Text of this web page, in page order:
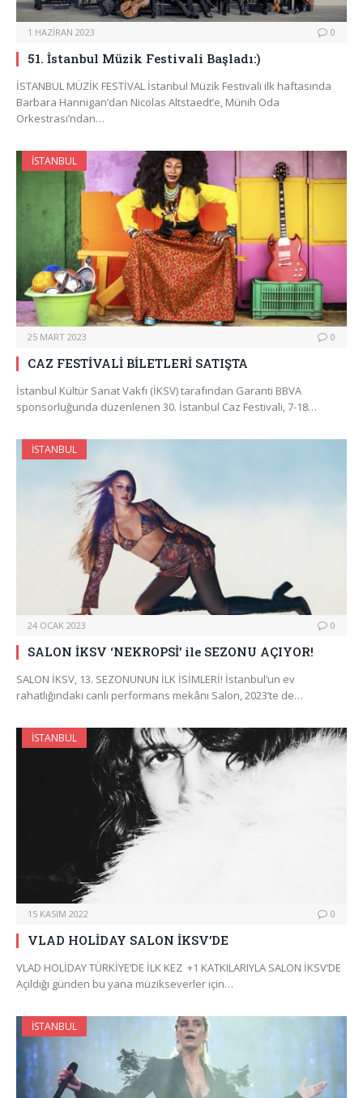
1 HAZIRAN 2023 0
51. İstanbul Müzik Festivali Başladı:)
İSTANBUL MÜZİK FESTİVAL İstanbul Müzik Festivali ilk haftasında
Barbara Hannigan’dan Nicolas Altstaedt’e, Münih Oda
Orkestrası’ndan…
İSTANBUL
25 MART 2023 0
CAZ FESTİVALİ BİLETLERİ SATIŞTA
İstanbul Kültür Sanat Vakfı (İKSV) tarafından Garanti BBVA
sponsorluğunda düzenlenen 30. İstanbul Caz Festivali, 7-18…
İSTANBUL
24 OCAK 2023 0
SALON İKSV ‘NEKROPSİ’ ile SEZONU AÇIYOR!
SALON İKSV, 13. SEZONUNUN İLK İSİMLERİ! İstanbul’un ev
rahatlığındaki canlı performans mekânı Salon, 2023’te de…
İSTANBUL
15 KASIM 2022 0
VLAD HOLİDAY SALON İKSV’DE
VLAD HOLİDAY TÜRKİYE’DE İLK KEZ +1 KATKILARIYLA SALON İKSV’DE
Açıldığı günden bu yana müzikseverler için…
İSTANBUL